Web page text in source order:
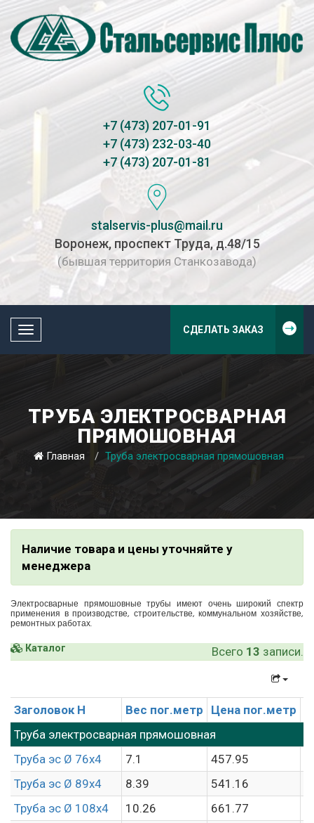
+7 (473) 207-01-91
+7 (473) 232-03-40
+7 (473) 207-01-81
stalservis-plus@mail.ru
Воронеж, проспект Труда, д.48/15
(бывшая территория Станкозавода)
Toggle
СДЕЛАТЬ ЗАКАЗ
ТРУБА ЭЛЕКТРОСВАРНАЯ
ПРЯМОШОВНАЯ
Главная Труба электросварная прямошовная
Наличие товара и цены уточняйте у
менеджера
Электросварные прямошовные трубы имеют очень широкий спектр
применения в производстве, строительстве, коммунальном хозяйстве,
ремонтных работах.
Всего 13 записи.
Каталог
Заголовок H Вес пог.метр Цена пог.метр
Труба электросварная прямошовная
Труба эс Ø 76х4
7.1 457.95
Труба эс Ø 89х4
8.39 541.16
Труба эс Ø 108х4
10.26 661.77